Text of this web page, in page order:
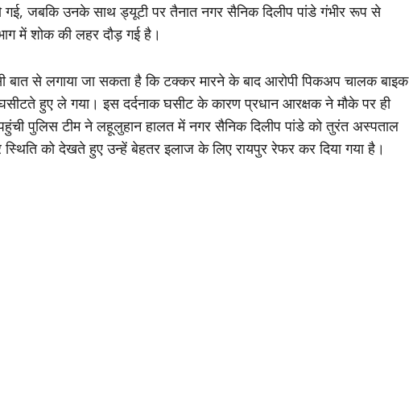
गई, जबकि उनके साथ ड्यूटी पर तैनात नगर सैनिक दिलीप पांडे गंभीर रूप से
में शोक की लहर दौड़ गई है।
बात से लगाया जा सकता है कि टक्कर मारने के बाद आरोपी पिकअप चालक बाइक
हुए ले गया। इस दर्दनाक घसीट के कारण प्रधान आरक्षक ने मौके पर ही
पुलिस टीम ने लहूलुहान हालत में नगर सैनिक दिलीप पांडे को तुरंत अस्पताल
को देखते हुए उन्हें बेहतर इलाज के लिए रायपुर रेफर कर दिया गया है।